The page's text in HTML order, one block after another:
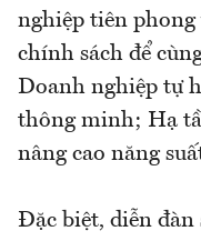
nghiệp tiên phong
chính sách để
Doanh nghiệp tự
thông minh; Hạ
nâng cao năng
Đặc biệt, diễn đàn